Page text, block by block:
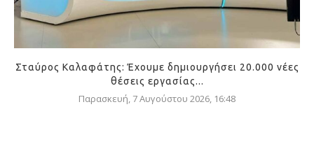
Σταύρος Καλαφάτης: Έχουμε δημιουργήσει 20.000 νέες
θέσεις εργασίας...
Παρασκευή, 7 Αυγούστου 2026, 16:48